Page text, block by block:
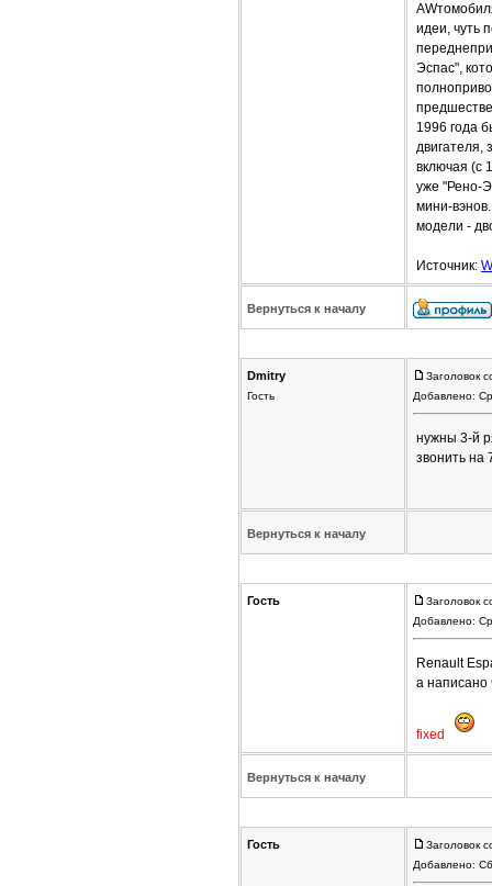
идеи, чуть
Эспас",
1996 года
двигателя,
включая (с
уже "Рено-
мини-
модели -
Источник:
Вернуться к началу
Dmitrу
Гость
Заголовок
Добавлено:
нужны 3-й
звонить на
Вернуться к началу
Гость
Заголовок
Добавлено:
Renault
а
fixed
Вернуться к началу
Гость
Заголовок
Добавлено: